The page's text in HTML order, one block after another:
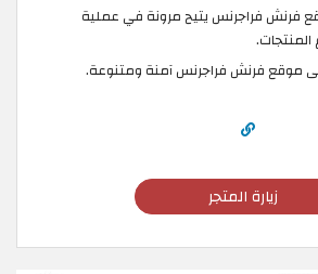
فرنش فراجرنس يتيح مرونة في عملية
المنتجات.
موقع فرنش فراجرنس آمنة ومتنوعة.
زيارة المتجر